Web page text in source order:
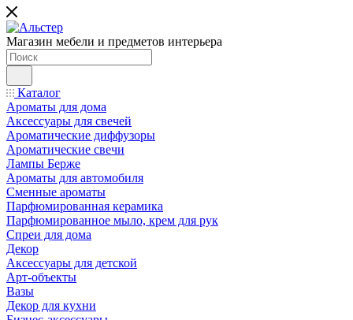
Магазин мебели и предметов интерьера
Каталог
Ароматы для дома
Аксессуары для свечей
Ароматические диффузоры
Ароматические свечи
Лампы Берже
Ароматы для автомобиля
Сменные ароматы
Парфюмированная керамика
Парфюмированное мыло, крем для рук
Спреи для дома
Декор
Аксессуары для детской
Арт-объекты
Вазы
Декор для кухни